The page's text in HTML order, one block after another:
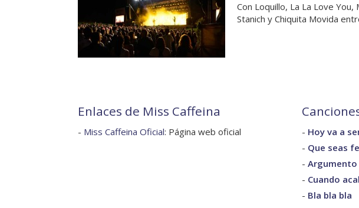
Con Loquillo, La La Love
Stanich y Chiquita Movida
Enlaces de Miss Caffeina
- Miss Caffeina Oficial: Página web oficial - Hoy va a
- Que seas
- Argumento
- Cuando
- Bla bla bla